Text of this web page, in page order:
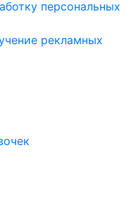
персональных
рекламных